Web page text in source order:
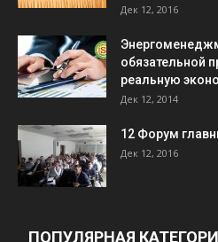
Дек 12, 2016
обязательной
реальную
Дек 12, 2014
12 Форум
Дек 12, 2016
ПОПУЛЯРНАЯ